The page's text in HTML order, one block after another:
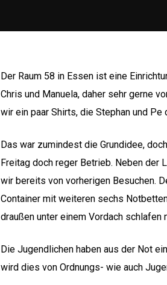
Der Raum 58 in Essen ist eine
Chris und Manuela, daher sehr gerne
wir ein paar Shirts, die Stephan und
Das war zumindest die Grundidee,
Freitag doch reger Betrieb. Neben der
wir bereits von vorherigen Besuchen.
Container mit weiteren sechs
draußen unter einem Vordach schlafen
Die Jugendlichen haben aus der Not
wird dies von Ordnungs- wie auch